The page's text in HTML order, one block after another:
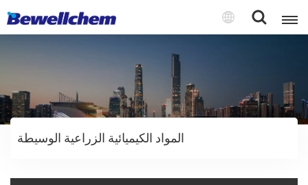
English
Русский
بالعربية
中文
المواد الكيميائية الزراعية الوسيطة